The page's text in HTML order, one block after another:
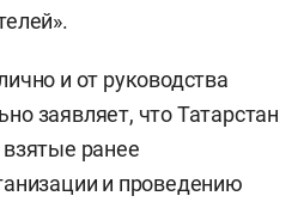
и от руководства
заявляет, что Татарстан
ранее
и проведению